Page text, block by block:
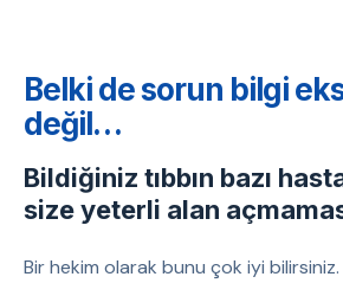
Belki de sorun bilgi
değil…
Bildiğiniz tıbbın bazı
size yeterli alan
Bir hekim olarak bunu çok iyi bilirsiniz.